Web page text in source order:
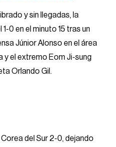
y sin llegadas, la
0 en el minuto 15 tras un
Júnior Alonso en el área
y el extremo Eom Ji-sung
Orlando Gil.
del Sur 2-0, dejando